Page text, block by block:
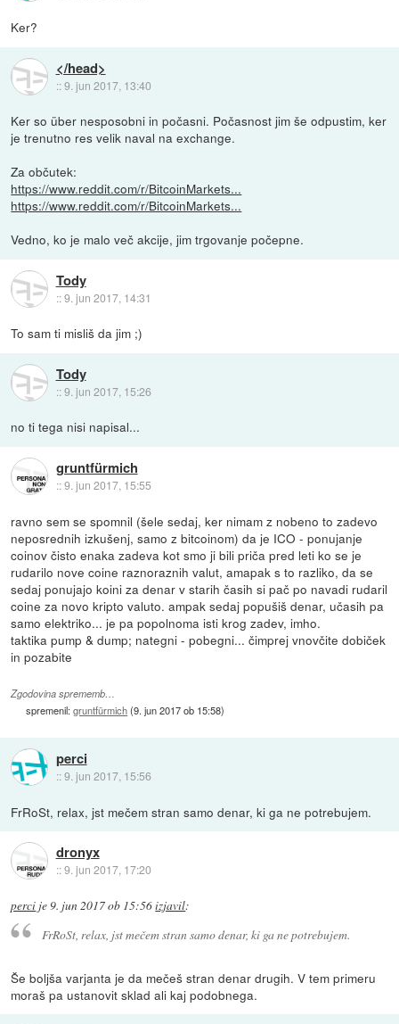
Ker?
</head>
::9. jun 2017, 13:40
Ker so über nesposobni in počasni. Počasnost jim še odpustim, ker
je trenutno res velik naval na exchange.
Za občutek:
https://www.reddit.com/r/BitcoinMarkets...
https://www.reddit.com/r/BitcoinMarkets...
Vedno, ko je malo več akcije, jim trgovanje počepne.
Tody
::9. jun 2017, 14:31
To sam ti misliš da jim ;)
Tody
::9. jun 2017, 15:26
no ti tega nisi napisal...
gruntfürmich
::9. jun 2017, 15:55
ravno sem se spomnil (šele sedaj, ker nimam z nobeno to zadevo
neposrednih izkušenj, samo z bitcoinom) da je ICO - ponujanje
coinov čisto enaka zadeva kot smo ji bili priča pred leti ko se je
rudarilo nove coine raznoraznih valut, amapak s to razliko, da se
sedaj ponujajo koini za denar v starih časih si pač po navadi rudaril
coine za novo kripto valuto. ampak sedaj popušiš denar, učasih pa
samo elektriko... je pa popolnoma isti krog zadev, imho.
taktika pump & dump; nategni - pobegni... čimprej vnovčite dobiček
in pozabite
Zgodovina sprememb…
spremenil:gruntfürmich(9. jun 2017 ob 15:58)
perci
::9. jun 2017, 15:56
FrRoSt, relax, jst mečem stran samo denar, ki ga ne potrebujem.
dronyx
::9. jun 2017, 17:20
perci je9. jun 2017 ob 15:56izjavil:
FrRoSt, relax, jst mečem stran samo denar, ki ga ne potrebujem.
Še boljša varjanta je da mečeš stran denar drugih. V tem primeru
moraš pa ustanovit sklad ali kaj podobnega.